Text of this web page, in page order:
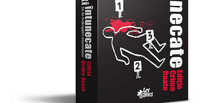
Miniaturi Arkham Horror
Accesorii pentru boardgames
Protectii carti (Sleeves)
Deck Boxes/Cutii pentru carti